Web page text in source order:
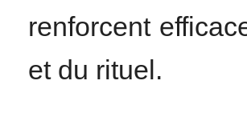
renforcent
et du rituel.